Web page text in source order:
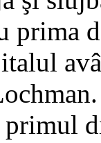
prima
primul